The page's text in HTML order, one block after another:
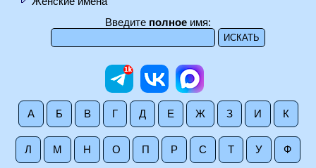
Введите полное имя:
А Б В Г Д Е Ж З И К
Л М Н О П Р С Т У Ф